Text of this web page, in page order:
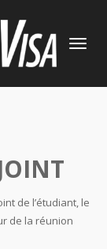
TOGGLE
de l’étudiant, le
de la réunion